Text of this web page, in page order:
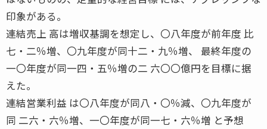
印象がある。
連結売上 高は増収基調を想定し、〇八年度が前年度 比
七・二％増、〇九年度が同十二・九％増、 最終年度の
一〇年度が同一四・五％増の二 六〇〇億円を目標に据
えた。
連結営業利益 は〇八年度が同八・〇％減、〇九年度が
同 二六・六％増、一〇年度が同一七・六％増 と予想